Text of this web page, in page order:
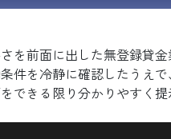
を前面に出した無登録貸
件を冷静に確認したうえ
できる限り分かりやすく提